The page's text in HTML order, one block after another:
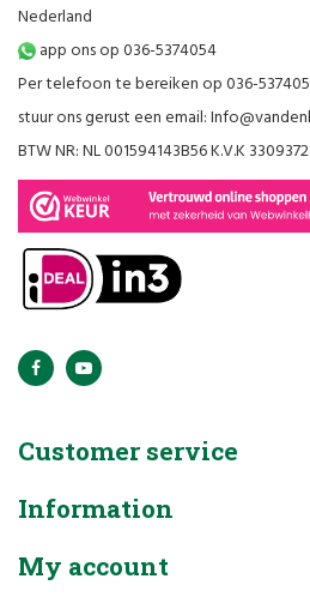
Nederland
app ons op 036-5374054
Per telefoon te bereiken op 036-
stuur ons gerust een email:
BTW NR: NL 001594143B56 K.V.K
Customer service
Information
My account